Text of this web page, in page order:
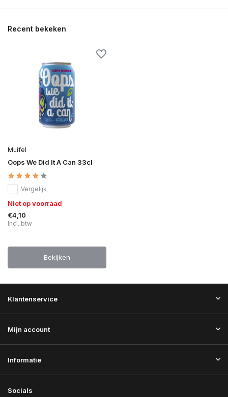
Recent bekeken
Muifel
Oops We Did It A Can 33cl
Vergelijk
Niet op voorraad
€4,10
Incl. btw
Bekijken
Klantenservice
Mijn account
Informatie
Socials